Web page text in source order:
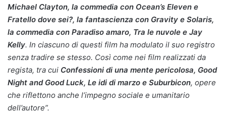
Michael Clayton, la commedia con Ocean’s Eleven e
Fratello dove sei?, la fantascienza con Gravity e Solaris,
la commedia con Paradiso amaro, Tra le nuvole e Jay
Kelly. In ciascuno di questi film ha modulato il suo registro
senza tradire se stesso. Così come nei film realizzati da
regista, tra cui Confessioni di una mente pericolosa, Good
Night and Good Luck, Le idi di marzo e Suburbicon, opere
che riflettono anche l’impegno sociale e umanitario
dell’autore”.